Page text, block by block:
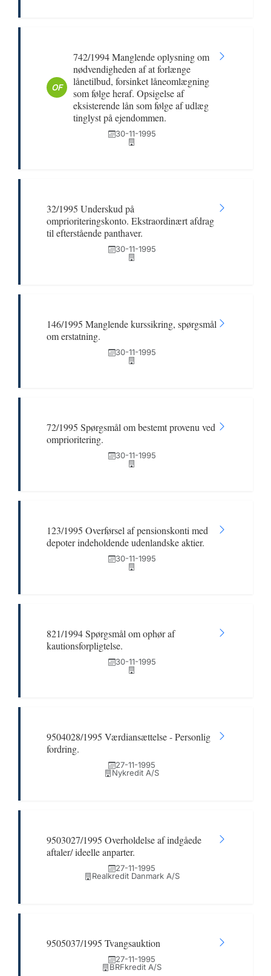
OF
742/1994 Manglende oplysning om
nødvendigheden af at forlænge
lånetilbud, forsinket låneomlægning
som følge heraf. Opsigelse af
eksisterende lån som følge af udlæg
tinglyst på ejendommen.
30-11-1995
32/1995 Underskud på
omprioriteringskonto. Ekstraordinært afdrag
til efterstående panthaver.
30-11-1995
146/1995 Manglende kurssikring, spørgsmål
om erstatning.
30-11-1995
72/1995 Spørgsmål om bestemt provenu ved
omprioritering.
30-11-1995
123/1995 Overførsel af pensionskonti med
depoter indeholdende udenlandske aktier.
30-11-1995
821/1994 Spørgsmål om ophør af
kautionsforpligtelse.
30-11-1995
9504028/1995 Værdiansættelse - Personlig
fordring.
27-11-1995
Nykredit A/S
9503027/1995 Overholdelse af indgåede
aftaler/ ideelle anparter.
27-11-1995
Realkredit Danmark A/S
9505037/1995 Tvangsauktion
27-11-1995
BRFkredit A/S